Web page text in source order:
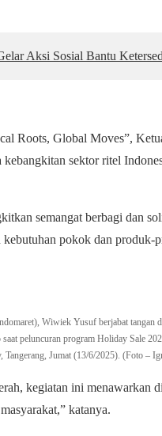
Aksi Sosial Bantu
Roots, Global Moves”,
sektor ritel
semangat berbagi dan
pokok dan produk-
Wiwiek Yusuf berjabat tangan
peluncuran program Holiday Sale
Tangerang, Jumat (13/6/2025). (Foto –
kegiatan ini menawarkan
katanya.